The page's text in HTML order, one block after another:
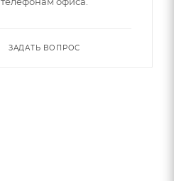
ЗАДАТЬ ВОПРОС